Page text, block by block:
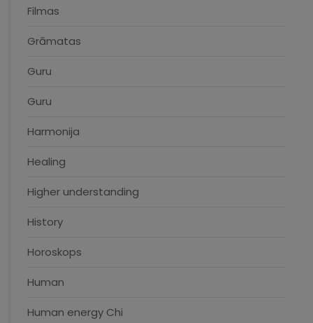
Filmas
Grāmatas
Guru
Guru
Harmonija
Healing
Higher understanding
History
Horoskops
Human
Human energy Chi